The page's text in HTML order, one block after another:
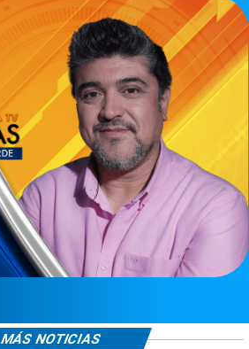
MÁS NOTICIAS